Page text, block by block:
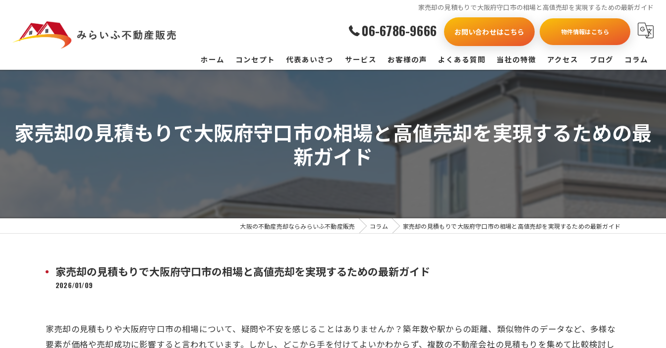
家売却の見積もりで大阪府守口市の相場と高値売却を実現するための最新ガイド
06-6786-9666 お問い合わせはこちら 物件情報はこちら
ホーム コンセプト 代表あいさつ サービス お客様の声 よくある質問 当社の特徴
買取
戸建て
マンション
アクセス ブログ コラム
家売却の見積もりで大阪府守口市の相場と高値売却を実現するための最
新ガイド
大阪の不動産売却ならみらいふ不動産販売 コラム 家売却の見積もりで大阪府守口市の相場と高値売却を実現するための最新ガイド
家売却の見積もりで大阪府守口市の相場と高値売却を実現するための最新ガイド
2026/01/09
家売却の見積もりや大阪府守口市の相場について、疑問や不安を感じることはありませんか？築年数や駅からの距離、類似物件のデータなど、多様な
要素が価格や売却成功に影響すると言われています。しかし、どこから手を付けてよいかわからず、複数の不動産会社の見積もりを集めて比較検討し